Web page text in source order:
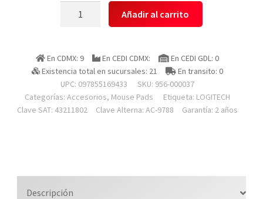
Pad
Studio
Series
Rose
Añadir al carrito
En CDMX: 9 En CEDI CDMX:
En CEDI GDL: 0
Existencia total en sucursales: 21
En transito: 0
UPC: 097855169433
SKU: 956-000037
Categorías: Accesorios, Mouse Pads Etiqueta: LOGITECH
Clave SAT: 43211802
Clave Alterna: AC-9788 Garantía: 2 años
Descripción